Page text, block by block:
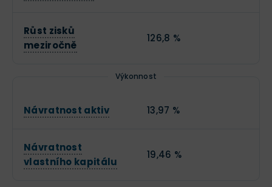
Růst zisků
meziročně
126,8 %
Výkonnost
Návratnost aktiv 13,97 %
Návratnost
vlastního kapitálu
19,46 %